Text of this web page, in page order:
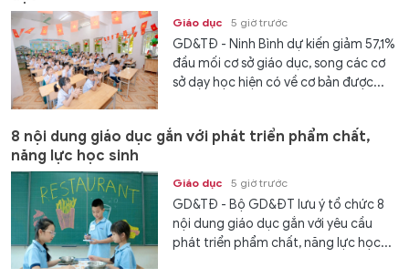
Giáo dục 5 giờ trước
GD&TĐ - Ninh Bình dự kiến giảm 57,1%
đầu mối cơ sở giáo dục, song các cơ
sở dạy học hiện có về cơ bản được...
8 nội dung giáo dục gắn với phát triển phẩm chất,
năng lực học sinh
Giáo dục 5 giờ trước
GD&TĐ - Bộ GD&ĐT lưu ý tổ chức 8
nội dung giáo dục gắn với yêu cầu
phát triển phẩm chất, năng lực học...